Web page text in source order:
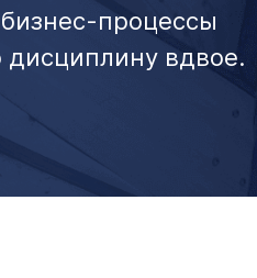
процессы
дисциплину вдвое.